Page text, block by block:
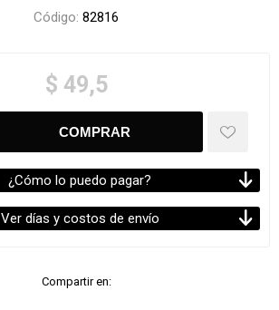
Código: 82816
$ 49,5
¿Cómo lo puedo pagar?
Ver días y costos de envío
Compartir en: